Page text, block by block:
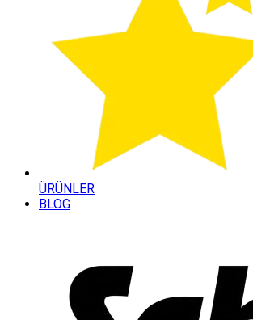
ÜRÜNLER
BLOG